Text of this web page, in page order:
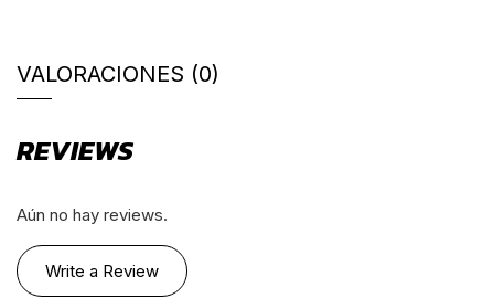
VALORACIONES (0)
REVIEWS
Aún no hay reviews.
Write a Review